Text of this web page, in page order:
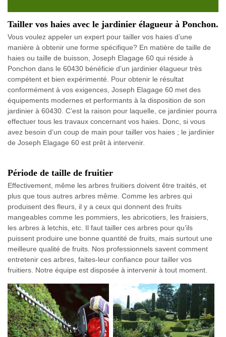
Tailler vos haies avec le jardinier élagueur à Ponchon.
Vous voulez appeler un expert pour tailler vos haies d’une
manière à obtenir une forme spécifique? En matière de taille de
haies ou taille de buisson, Joseph Elagage 60 qui réside à
Ponchon dans le 60430 bénéficie d’un jardinier élagueur très
compétent et bien expérimenté. Pour obtenir le résultat
conformément à vos exigences, Joseph Elagage 60 met des
équipements modernes et performants à la disposition de son
jardinier à 60430. C’est la raison pour laquelle, ce jardinier pourra
effectuer tous les travaux concernant vos haies. Donc, si vous
avez besoin d’un coup de main pour tailler vos haies ; le jardinier
de Joseph Elagage 60 est prêt à intervenir.
Période de taille de fruitier
Effectivement, même les arbres fruitiers doivent être traités, et
plus que tous autres arbres même. Comme les arbres qui
produisent des fleurs, il y a ceux qui donnent des fruits
mangeables comme les pommiers, les abricotiers, les fraisiers,
les arbres à letchis, etc. Il faut tailler ces arbres pour qu’ils
puissent produire une bonne quantité de fruits, mais surtout une
meilleure qualité de fruits. Nos professionnels savent comment
entretenir ces arbres, faites-leur confiance pour tailler vos
fruitiers. Notre équipe est disposée à intervenir à tout moment.